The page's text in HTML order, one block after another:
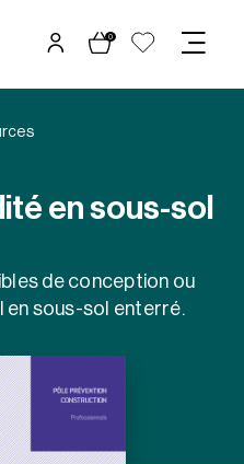
0
en sous-sol
de conception ou
en sous-sol enterré.